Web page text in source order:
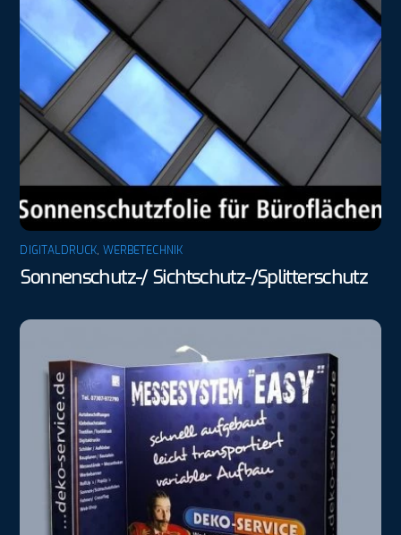
DIGITALDRUCK, WERBETECHNIK
Sonnenschutz-/ Sichtschutz-/Splitterschutz